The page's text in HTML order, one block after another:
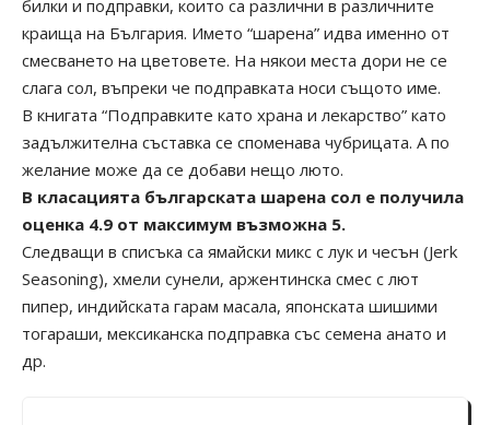
билки и подправки, които са различни в различните
краища на България. Името “шарена” идва именно от
смесването на цветовете. На някои места дори не се
слага сол, въпреки че подправката носи същото име.
В книгата “Подправките като храна и лекарство” като
задължителна съставка се споменава чубрицата. А по
желание може да се добави нещо люто.
В класацията българската шарена сол е получила
оценка 4.9 от максимум възможна 5.
Следващи в списъка са ямайски микс с лук и чесън (Jerk
Seasoning), хмели сунели, аржентинска смес с лют
пипер, индийската гарам масала, японската шишими
тогараши, мексиканска подправка със семена анато и
др.